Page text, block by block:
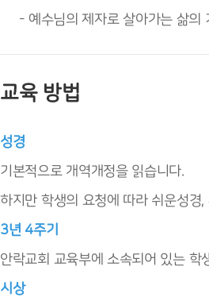
- 예수님의 제자로 살아가는 삶의
교육 방법
성경
기본적으로 개역개정을 읽습니다.
하지만 학생의 요청에 따라 쉬운성경
3년 4주기
안락교회 교육부에 소속되어 있는
시상